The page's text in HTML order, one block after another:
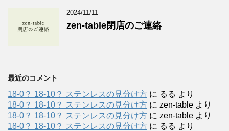
2024/11/11
zen-table閉店のご連絡
最近のコメント
18-0？ 18-10？ ステンレスの見分け方 に るる より
18-0？ 18-10？ ステンレスの見分け方 に zen-table より
18-0？ 18-10？ ステンレスの見分け方 に zen-table より
18-0？ 18-10？ ステンレスの見分け方 に るる より